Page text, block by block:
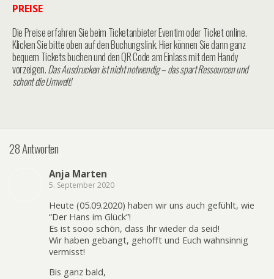
PREISE
Die Preise erfahren Sie beim Ticketanbieter Eventim oder Ticket online.
Klicken Sie bitte oben auf den Buchungslink. Hier können Sie dann ganz
bequem Tickets buchen und den QR Code am Einlass mit dem Handy
vorzeigen.Das Ausdrucken ist nicht notwendig – das spart Ressourcen und
schont die Umwelt!
28 Antworten
Anja Marten
5. September 2020
Heute (05.09.2020) haben wir uns auch gefühlt, wie
“Der Hans im Glück”!
Es ist sooo schön, dass Ihr wieder da seid!
Wir haben gebangt, gehofft und Euch wahnsinnig
vermisst!
Bis ganz bald,